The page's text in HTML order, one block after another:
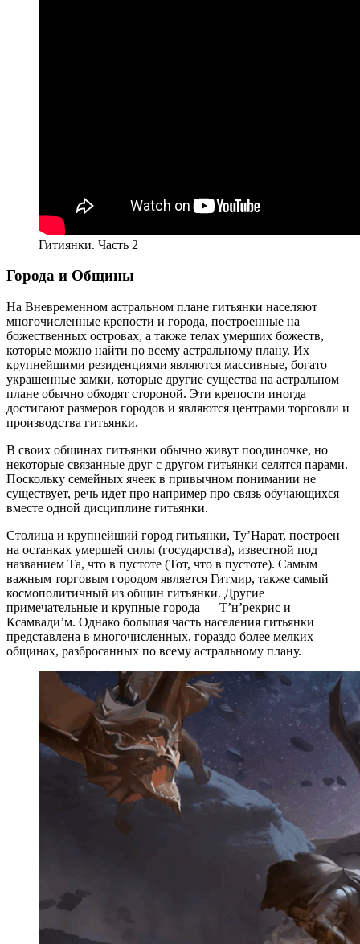
Гитиянки. Часть 2
Города и Общины
На Вневременном астральном плане гитьянки населяют
многочисленные крепости и города, построенные на
божественных островах, а также телах умерших божеств,
которые можно найти по всему астральному плану. Их
крупнейшими резиденциями являются массивные, богато
украшенные замки, которые другие существа на астральном
плане обычно обходят стороной. Эти крепости иногда
достигают размеров городов и являются центрами торговли и
производства гитьянки.
В своих общинах гитьянки обычно живут поодиночке, но
некоторые связанные друг с другом гитьянки селятся парами.
Поскольку семейных ячеек в привычном понимании не
существует, речь идет про например про связь обучающихся
вместе одной дисциплине гитьянки.
Столица и крупнейший город гитьянки, Ту’Нарат, построен
на останках умершей силы (государства), известной под
названием Та, что в пустоте (Тот, что в пустоте). Самым
важным торговым городом является Гитмир, также самый
космополитичный из общин гитьянки. Другие
примечательные и крупные города — Т’н’рекрис и
Ксамвади’м. Однако большая часть населения гитьянки
представлена в многочисленных, гораздо более мелких
общинах, разбросанных по всему астральному плану.